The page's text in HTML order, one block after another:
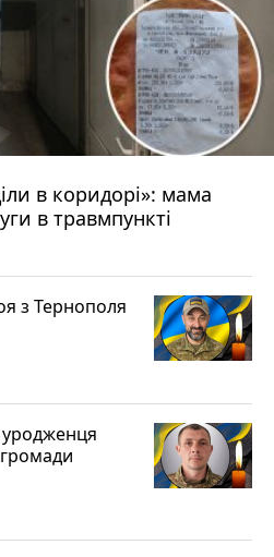
в коридорі»: мама
в травмпункті
з Тернополя
уродженця